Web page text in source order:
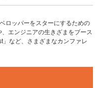
ロッパーをスターにするための
エンジニアの生きざまをブース
など、さまざまなカンファレ